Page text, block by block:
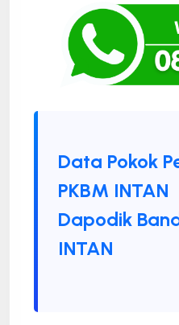
Data Pokok
PKBM INTAN
Dapodik
INTAN